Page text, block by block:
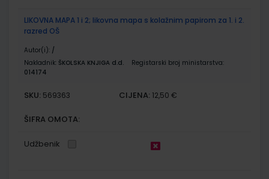
LIKOVNA MAPA 1 i 2; likovna mapa s kolažnim papirom za 1. i 2.
razred OŠ
Autor(i): /
Nakladnik: ŠKOLSKA KNJIGA d.d.
Registarski broj ministarstva:
014174
SKU: 569363 CIJENA: 12,50 €
ŠIFRA OMOTA:
Udžbenik